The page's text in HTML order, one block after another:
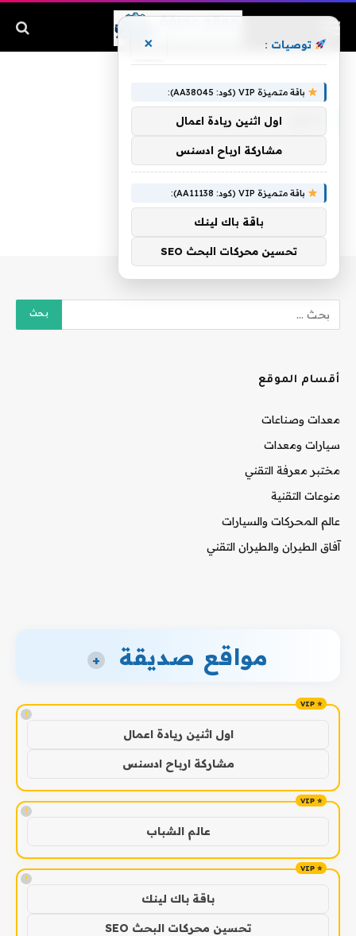
أقسام الموقع
معدات وصناعات
سيارات ومعدات
مختبر معرفة التقني
منوعات التقنية
عالم المحركات والسيارات
آفاق الطيران والطيران التقني
مواقع صديقة +
!
اول اثنين ريادة اعمال
مشاركة ارباح ادسنس
!
عالم الشباب
!
باقة باك لينك
تحسين محركات البحث SEO
توصيات : ×
باقة متميزة VIP (كود: AA38045):
اول اثنين ريادة اعمال
مشاركة ارباح ادسنس
باقة متميزة VIP (كود: AA11138):
باقة باك لينك
تحسين محركات البحث SEO